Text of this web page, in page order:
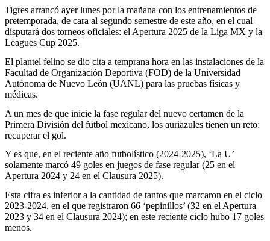
Tigres arrancó ayer lunes por la mañana con los entrenamientos de
pretemporada, de cara al segundo semestre de este año, en el cual
disputará dos torneos oficiales: el Apertura 2025 de la Liga MX y la
Leagues Cup 2025.
El plantel felino se dio cita a temprana hora en las instalaciones de la
Facultad de Organización Deportiva (FOD) de la Universidad
Autónoma de Nuevo León (UANL) para las pruebas físicas y
médicas.
A un mes de que inicie la fase regular del nuevo certamen de la
Primera División del futbol mexicano, los auriazules tienen un reto:
recuperar el gol.
Y es que, en el reciente año futbolístico (2024-2025), ‘La U’
solamente marcó 49 goles en juegos de fase regular (25 en el
Apertura 2024 y 24 en el Clausura 2025).
Esta cifra es inferior a la cantidad de tantos que marcaron en el ciclo
2023-2024, en el que registraron 66 ‘pepinillos’ (32 en el Apertura
2023 y 34 en el Clausura 2024); en este reciente ciclo hubo 17 goles
menos.